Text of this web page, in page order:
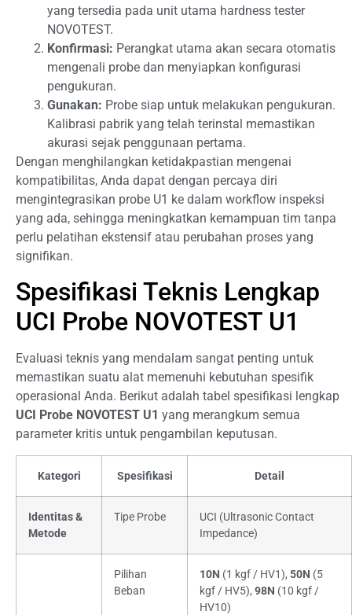
yang tersedia pada unit utama hardness tester
NOVOTEST.
Konfirmasi: Perangkat utama akan secara otomatis
mengenali probe dan menyiapkan konfigurasi
pengukuran.
Gunakan: Probe siap untuk melakukan pengukuran.
Kalibrasi pabrik yang telah terinstal memastikan
akurasi sejak penggunaan pertama.
Dengan menghilangkan ketidakpastian mengenai
kompatibilitas, Anda dapat dengan percaya diri
mengintegrasikan probe U1 ke dalam workflow inspeksi
yang ada, sehingga meningkatkan kemampuan tim tanpa
perlu pelatihan ekstensif atau perubahan proses yang
signifikan.
Spesifikasi Teknis Lengkap
UCI Probe NOVOTEST U1
Evaluasi teknis yang mendalam sangat penting untuk
memastikan suatu alat memenuhi kebutuhan spesifik
operasional Anda. Berikut adalah tabel spesifikasi lengkap
UCI Probe NOVOTEST U1 yang merangkum semua
parameter kritis untuk pengambilan keputusan.
Kategori Spesifikasi Detail
Identitas &
Metode
Tipe Probe
UCI (Ultrasonic Contact
Impedance)
Pilihan
Beban
10N (1 kgf / HV1), 50N (5
kgf / HV5), 98N (10 kgf /
HV10)